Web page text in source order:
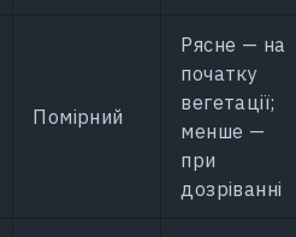
Помірний
Рясне — на
початку
вегетації;
менше —
при
дозріванні